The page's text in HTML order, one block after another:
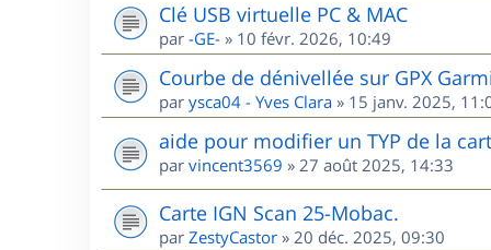
Clé USB virtuelle PC & MAC
par -GE- » 10 févr. 2026, 10:49
Courbe de dénivellée sur GPX
par ysca04 - Yves Clara » 15 janv. 2025,
aide pour modifier un TYP de la
par vincent3569 » 27 août 2025, 14:33
Carte IGN Scan 25-Mobac.
par ZestyCastor » 20 déc. 2025, 09:30